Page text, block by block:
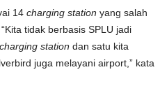
14 charging station yang salah
tidak berbasis SPLU jadi
charging station dan satu kita
juga melayani airport,” kata